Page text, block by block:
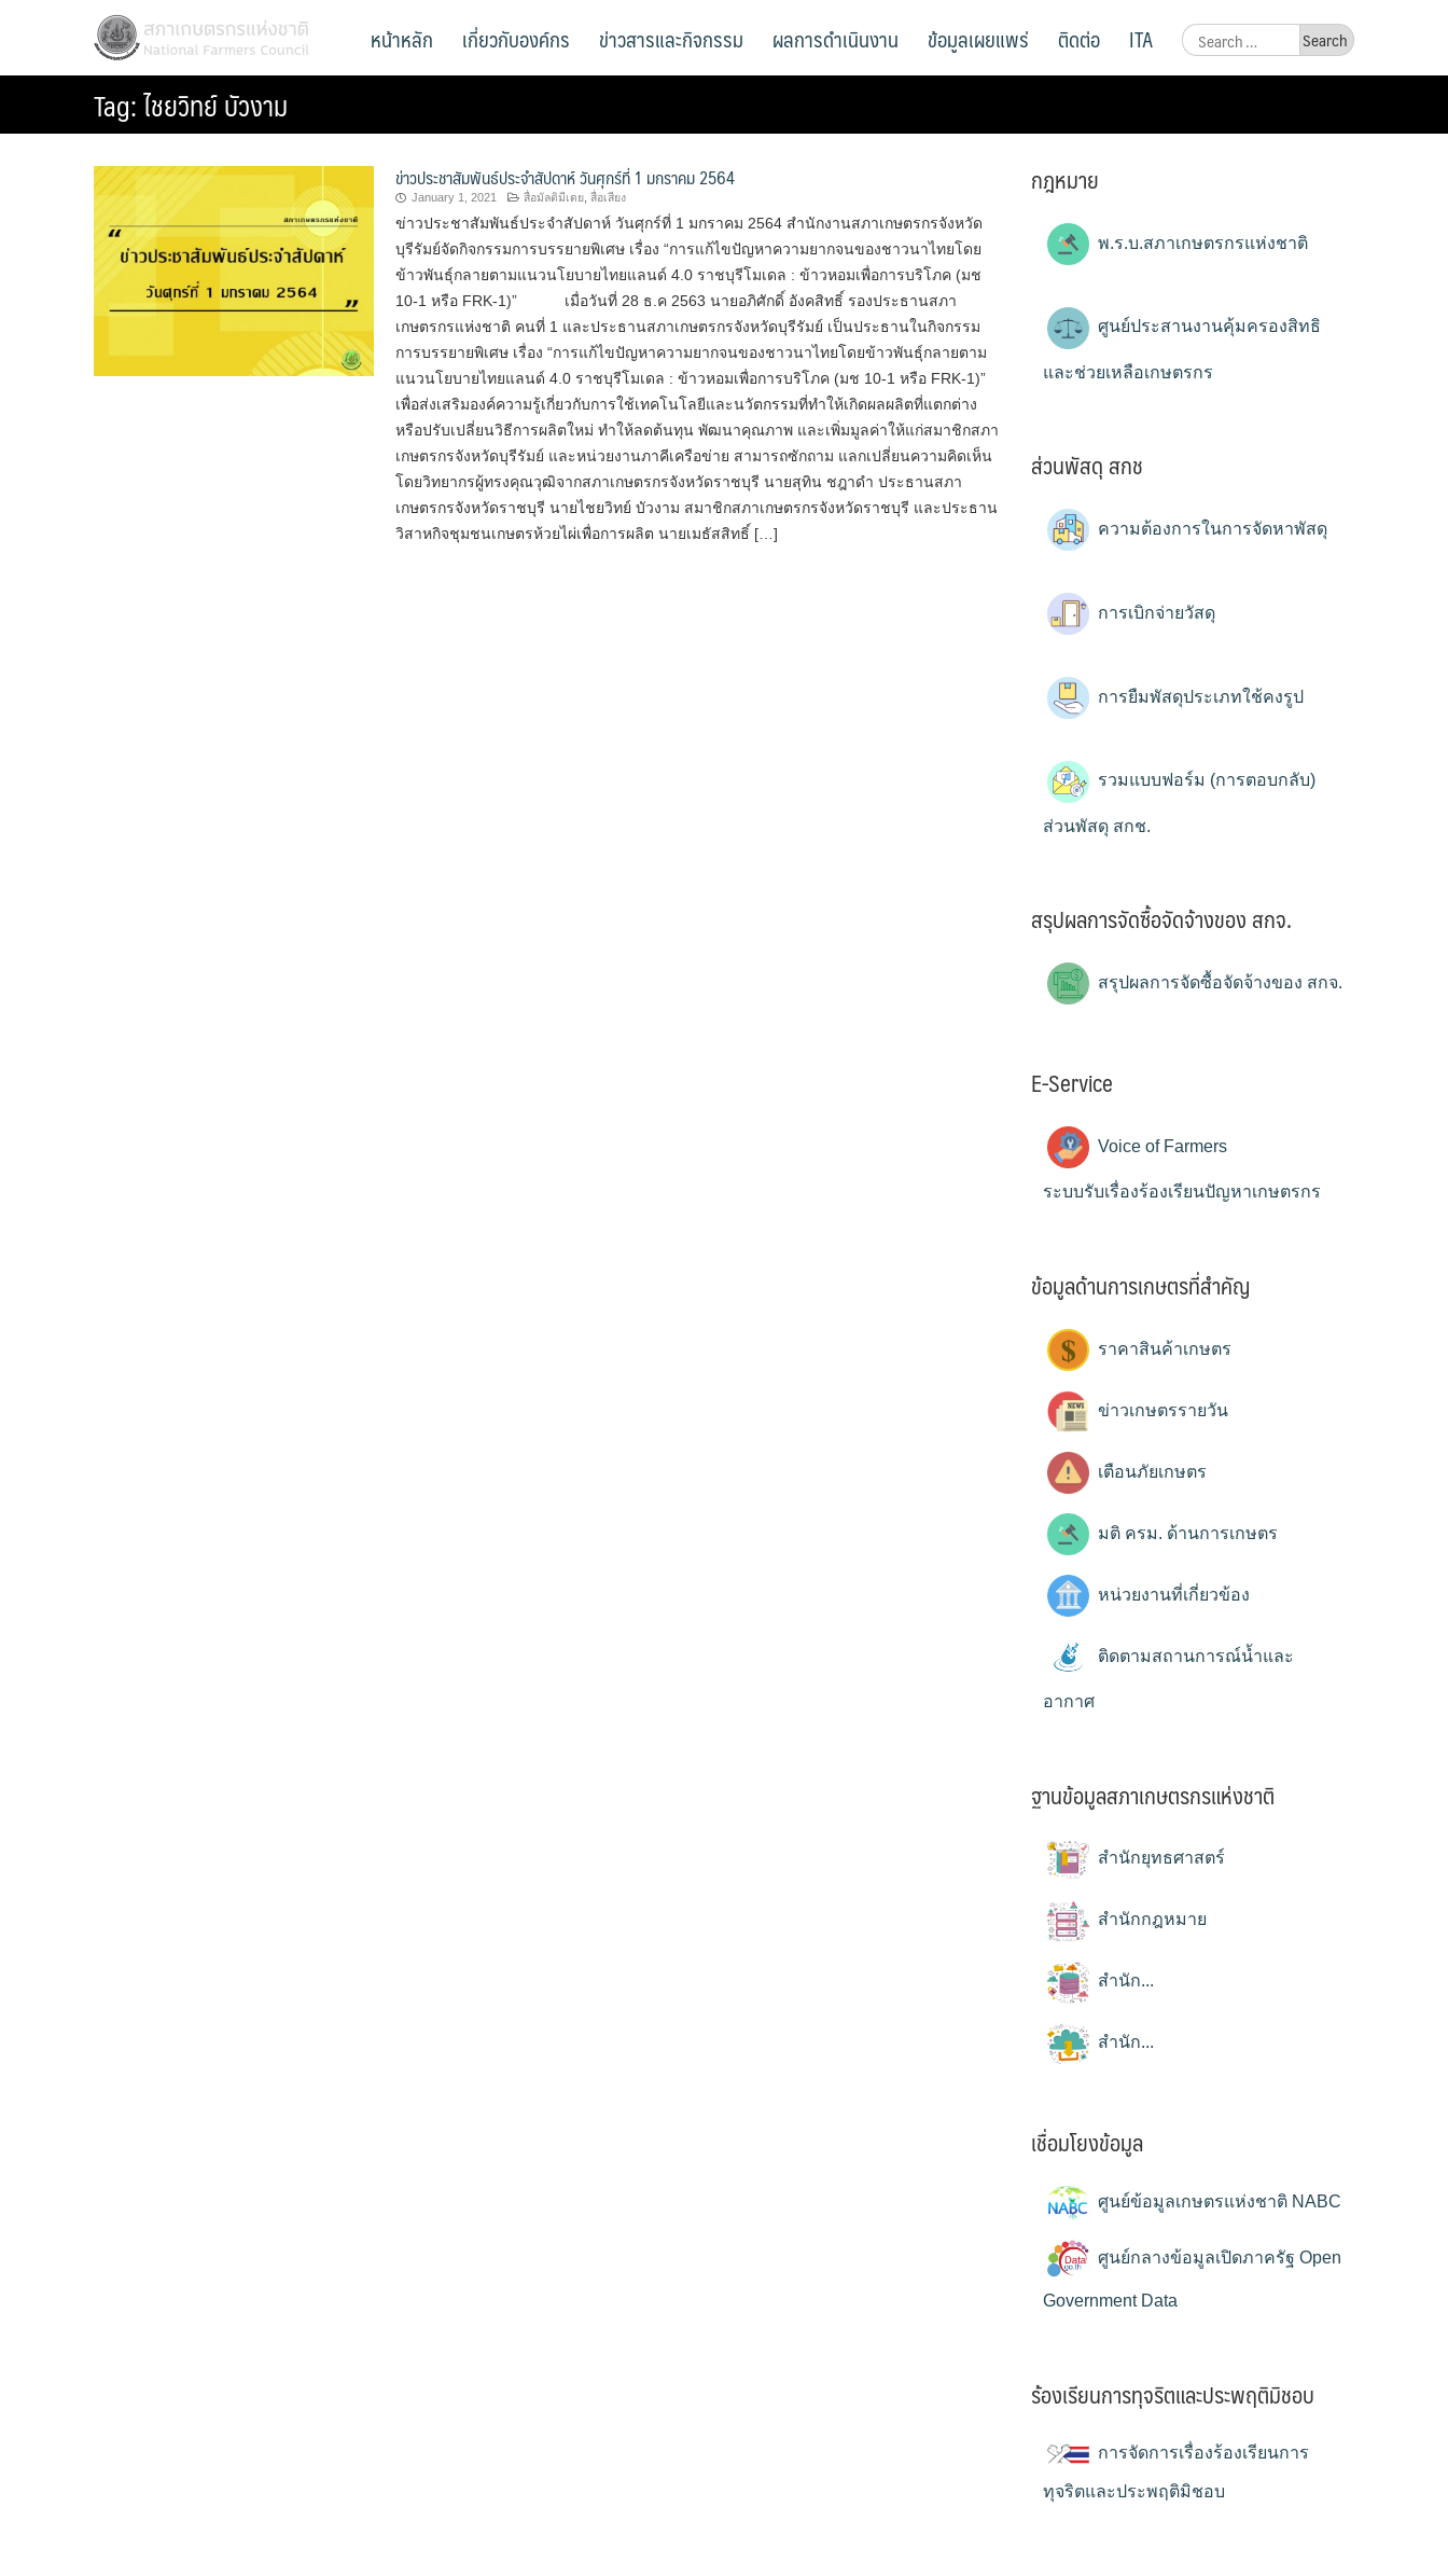
สภาเกษตรกรแห่งชาติ
National Farmers Council
Search
for:
หน้าหลัก เกี่ยวกับองค์กร ข่าวสารและกิจกรรม ผลการดำเนินงาน ข้อมูลเผยแพร่ ติดต่อ ITA
Tag:ไชยวิทย์ บัวงาม
ข่าวประชาสัมพันธ์ประจำสัปดาห์ วันศุกร์ที่ 1 มกราคม 2564
January 1, 2021 สื่อมัลติมีเดย, สื่อเสียง
ข่าวประชาสัมพันธ์ประจำสัปดาห์ วันศุกร์ที่ 1 มกราคม 2564 สำนักงานสภาเกษตรกรจังหวัด
บุรีรัมย์จัดกิจกรรมการบรรยายพิเศษ เรื่อง “การแก้ไขปัญหาความยากจนของชาวนาไทยโดย
ข้าวพันธุ์กลายตามแนวนโยบายไทยแลนด์ 4.0 ราชบุรีโมเดล : ข้าวหอมเพื่อการบริโภค (มช
10-1 หรือ FRK-1)” เมื่อวันที่ 28 ธ.ค 2563 นายอภิศักดิ์ อังคสิทธิ์ รองประธานสภา
เกษตรกรแห่งชาติ คนที่ 1 และประธานสภาเกษตรกรจังหวัดบุรีรัมย์ เป็นประธานในกิจกรรม
การบรรยายพิเศษ เรื่อง “การแก้ไขปัญหาความยากจนของชาวนาไทยโดยข้าวพันธุ์กลายตาม
แนวนโยบายไทยแลนด์ 4.0 ราชบุรีโมเดล : ข้าวหอมเพื่อการบริโภค (มช 10-1 หรือ FRK-1)”
เพื่อส่งเสริมองค์ความรู้เกี่ยวกับการใช้เทคโนโลยีและนวัตกรรมที่ทำให้เกิดผลผลิตที่แตกต่าง
หรือปรับเปลี่ยนวิธีการผลิตใหม่ ทำให้ลดต้นทุน พัฒนาคุณภาพ และเพิ่มมูลค่าให้แก่สมาชิกสภา
เกษตรกรจังหวัดบุรีรัมย์ และหน่วยงานภาคีเครือข่าย สามารถซักถาม แลกเปลี่ยนความคิดเห็น
โดยวิทยากรผู้ทรงคุณวุฒิจากสภาเกษตรกรจังหวัดราชบุรี นายสุทิน ชฎาดำ ประธานสภา
เกษตรกรจังหวัดราชบุรี นายไชยวิทย์ บัวงาม สมาชิกสภาเกษตรกรจังหวัดราชบุรี และประธาน
วิสาหกิจชุมชนเกษตรห้วยไผ่เพื่อการผลิต นายเมธัสสิทธิ์ […]
กฎหมาย
พ.ร.บ.สภาเกษตรกรแห่งชาติ
ศูนย์ประสานงานคุ้มครองสิทธิ
และช่วยเหลือเกษตรกร
ส่วนพัสดุ สกช
ความต้องการในการจัดหาพัสดุ
การเบิกจ่ายวัสดุ
การยืมพัสดุประเภทใช้คงรูป
รวมแบบฟอร์ม (การตอบกลับ)
ส่วนพัสดุ สกช.
สรุปผลการจัดซื้อจัดจ้างของ สกจ.
สรุปผลการจัดซื้อจัดจ้างของ สกจ.
E-Service
Voice of Farmers
ระบบรับเรื่องร้องเรียนปัญหาเกษตรกร
ข้อมูลด้านการเกษตรที่สำคัญ
ราคาสินค้าเกษตร
ข่าวเกษตรรายวัน
เตือนภัยเกษตร
มติ ครม. ด้านการเกษตร
หน่วยงานที่เกี่ยวข้อง
ติดตามสถานการณ์น้ำและ
อากาศ
ฐานข้อมูลสภาเกษตรกรแห่งชาติ
สำนักยุทธศาสตร์
สำนักกฎหมาย
สำนัก...
สำนัก...
เชื่อมโยงข้อมูล
ศูนย์ข้อมูลเกษตรแห่งชาติ NABC
ศูนย์กลางข้อมูลเปิดภาครัฐ Open
Government Data
ร้องเรียนการทุจริตและประพฤติมิชอบ
การจัดการเรื่องร้องเรียนการ
ทุจริตและประพฤติมิชอบ